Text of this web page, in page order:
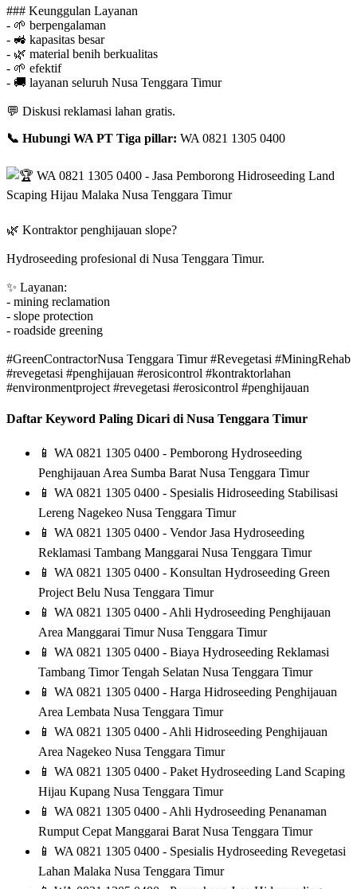
### Keunggulan Layanan
- 🌱 berpengalaman
- 🚜 kapasitas besar
- 🌿 material benih berkualitas
- 🌱 efektif
- 🚚 layanan seluruh Nusa Tenggara Timur
💬 Diskusi reklamasi lahan gratis.
📞 Hubungi WA PT Tiga pillar: WA 0821 1305 0400
🌿 Kontraktor penghijauan slope?
Hydroseeding profesional di Nusa Tenggara Timur.
✨ Layanan:
- mining reclamation
- slope protection
- roadside greening
#GreenContractorNusa Tenggara Timur #Revegetasi #MiningRehab
#revegetasi #penghijauan #erosicontrol #kontraktorlahan
#environmentproject #revegetasi #erosicontrol #penghijauan
Daftar Keyword Paling Dicari di Nusa Tenggara Timur
📱 WA 0821 1305 0400 - Pemborong Hydroseeding
Penghijauan Area Sumba Barat Nusa Tenggara Timur
📱 WA 0821 1305 0400 - Spesialis Hidroseeding Stabilisasi
Lereng Nagekeo Nusa Tenggara Timur
📱 WA 0821 1305 0400 - Vendor Jasa Hydroseeding
Reklamasi Tambang Manggarai Nusa Tenggara Timur
📱 WA 0821 1305 0400 - Konsultan Hydroseeding Green
Project Belu Nusa Tenggara Timur
📱 WA 0821 1305 0400 - Ahli Hydroseeding Penghijauan
Area Manggarai Timur Nusa Tenggara Timur
📱 WA 0821 1305 0400 - Biaya Hydroseeding Reklamasi
Tambang Timor Tengah Selatan Nusa Tenggara Timur
📱 WA 0821 1305 0400 - Harga Hidroseeding Penghijauan
Area Lembata Nusa Tenggara Timur
📱 WA 0821 1305 0400 - Ahli Hidroseeding Penghijauan
Area Nagekeo Nusa Tenggara Timur
📱 WA 0821 1305 0400 - Paket Hydroseeding Land Scaping
Hijau Kupang Nusa Tenggara Timur
📱 WA 0821 1305 0400 - Ahli Hydroseeding Penanaman
Rumput Cepat Manggarai Barat Nusa Tenggara Timur
📱 WA 0821 1305 0400 - Spesialis Hydroseeding Revegetasi
Lahan Malaka Nusa Tenggara Timur